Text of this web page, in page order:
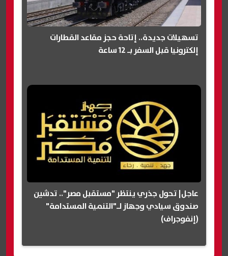
تسهيلات جديدة.. إتاحة حجز مقاعد القطارات
إلكترونيا قبل السفر بـ 12 ساعة
عاجل| تحول جذري ينتظر "مستقبل مصر".. تدشين
صندوق سيادي وجهاز لـ"التنمية المستدامة"
(إنفوجراف)